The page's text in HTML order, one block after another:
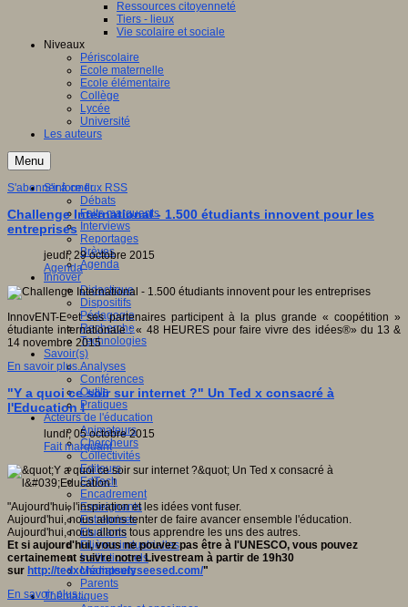
Ressources citoyenneté
Tiers - lieux
Vie scolaire et sociale
Niveaux
Périscolaire
Ecole maternelle
Ecole élémentaire
Collège
Lycée
Université
Les auteurs
Menu
S'informer
Débats
Faits marquants
Interviews
Reportages
Brèves
Agenda
Innover
Didactique
Dispositifs
Pédagogie
Recherche
Technologies
Savoir(s)
Analyses
Conférences
Outils
Pratiques
Acteurs de l'éducation
Animateurs
Chercheurs
Collectivités
Editeurs
EdTech
Encadrement
Enseignants
Entreprises
Etudiants
Filières industrielles
Institutionnels
Médiateurs
Parents
Thématiques
S'abonner à ce flux RSS
Challenge International - 1.500 étudiants innovent pour les
entreprises
jeudi, 29 octobre 2015
Agenda
InnovENT-E et ses partenaires participent à la plus grande « coopétition »
étudiante internationale : « 48 HEURES pour faire vivre des idées®» du 13 &
14 novembre 2015
En savoir plus...
"Y a quoi ce soir sur internet ?" Un Ted x consacré à
l'Education !
lundi, 05 octobre 2015
Fait marquant
"Aujourd'hui, l'inspiration et les idées vont fuser.
Aujourd'hui, nous allons tenter de faire avancer ensemble l'éducation.
Aujourd'hui, nous allons tous apprendre les uns des autres.
Et si aujourd'hui, vous ne pouvez pas être à l'UNESCO, vous pouvez
certainement suivre notre Livestream à partir de 19h30
sur http://tedxchampselyseesed.com/"
En savoir plus...